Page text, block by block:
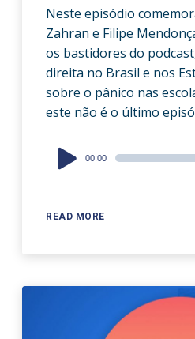
Neste episódio
Zahran e Filipe
os bastidores do
direita no Brasil e nos
sobre o pânico nas
este não é o último
READ MORE
Audio
Player
00:00